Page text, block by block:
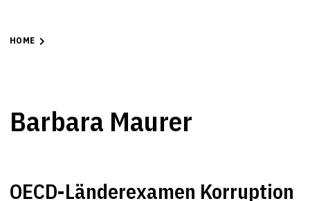
HOME
Barbara Maurer
OECD-Länderexamen Korruption